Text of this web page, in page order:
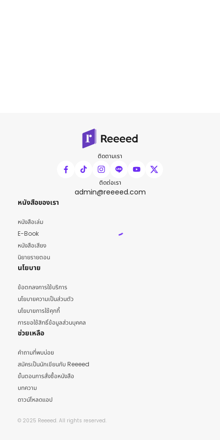
ติดตามเรา
ติดต่อเรา
admin@reeeed.com
หนังสือของเรา
หนังสือเล่ม
E-Book
หนังสือเสียง
นิยายรายตอน
นโยบาย
ข้อตกลงการใช้บริการ
นโยบายความเป็นส่วนตัว
นโยบายการใช้คุกกี้
การขอใช้สิทธิ์ข้อมูลส่วนบุคคล
ช่วยเหลือ
คำถามที่พบบ่อย
สมัครเป็นนักเขียนกับ Reeeed
ขั้นตอนการสั่งซื้อหนังสือ
บทความ
ดาวน์โหลดแอป
© 2025 Reeeed. All rights reserved.